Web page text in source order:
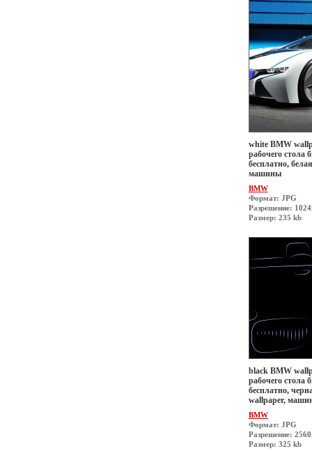
white BMW
рабочего стола
бесплатно,
машины
BMW
Формат: JPG
Разрешение:
Размер: 235 kb
black BMW
рабочего стола
бесплатно,
wallpaper,
BMW
Формат: JPG
Разрешение:
Размер: 325 kb